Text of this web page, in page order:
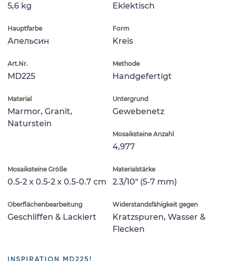
5,6 kg Eklektisch
Hauptfarbe
Апельсин
Form
Kreis
Art.Nr.
MD225
Methode
Handgefertigt
Material
Marmor, Granit,
Naturstein
Untergrund
Gewebenetz
Mosaiksteine Anzahl
4,977
Mosaiksteine Größe
0.5-2 x 0.5-2 x 0.5-0.7 cm
Materialstärke
2.3/10" (5-7 mm)
Oberflächenbearbeitung
Geschliffen & Lackiert
Widerstandsfähigkeit gegen
Kratzspuren, Wasser &
Flecken
INSPIRATION MD225!